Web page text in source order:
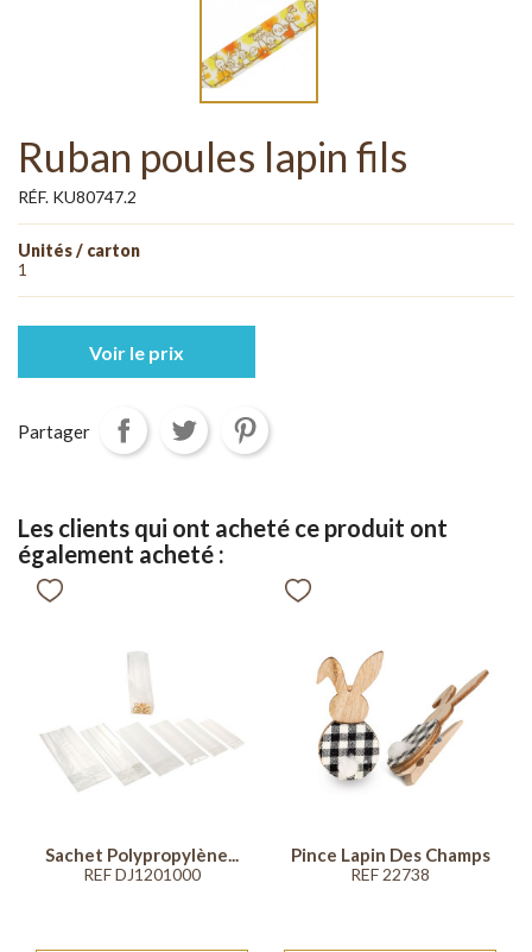
Ruban poules lapin fils
RÉF. KU80747.2
Unités / carton
1
Voir le prix
Partager
Les clients qui ont acheté ce produit ont
également acheté :
Sachet Polypropylène...
REF DJ1201000
Pince Lapin Des Champs
REF 22738